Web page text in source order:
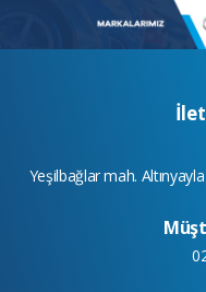
Yeşilbağlar mah.